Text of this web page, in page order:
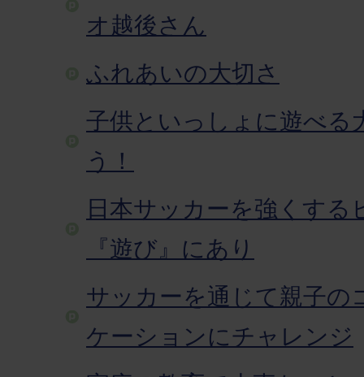
オ越後さん
ふれあいの大切さ
子供といっしょに遊べる
う！
日本サッカーを強くする
『遊び』にあり
サッカーを通じて親子の
ケーションにチャレンジ